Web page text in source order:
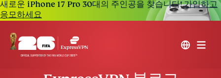
새로운 iPhone 17 Pro 30대의 주인공을 찾습니다!가입하고
응모하세요